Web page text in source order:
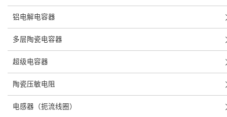
铝电解电容器
多层陶瓷电容器
超级电容器
陶瓷压敏电阻
电感器（扼流线圈）